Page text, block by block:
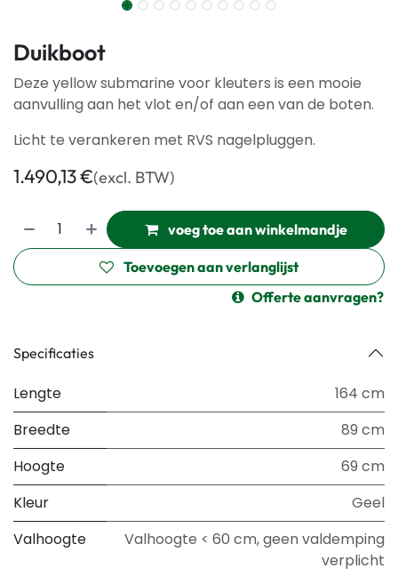
Duikboot
Deze yellow submarine voor kleuters is een mooie
aanvulling aan het vlot en/of aan een van de boten.
Licht te verankeren met RVS nagelpluggen.
1.490,13€(excl. BTW)
voeg toe aan winkelmandje
Toevoegen aan verlanglijst
Offerte aanvragen?
Specificaties
Lengte
164 cm
Breedte
89 cm
Hoogte
69 cm
Kleur
Geel
Valhoogte
Valhoogte < 60 cm, geen valdemping
verplicht